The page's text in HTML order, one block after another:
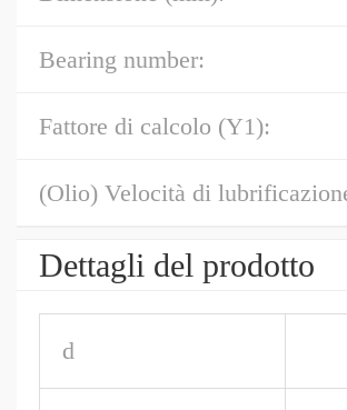
Bearing number:
Fattore di calcolo (Y1):
(Olio) Velocità di
Dettagli del prodotto
d